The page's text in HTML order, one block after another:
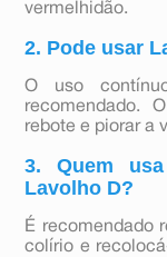
vermelhidão.
2. Pode usar
O uso
recomendado.
rebote e piorar a
3. Quem
Lavolho D?
É recomendado
colírio e